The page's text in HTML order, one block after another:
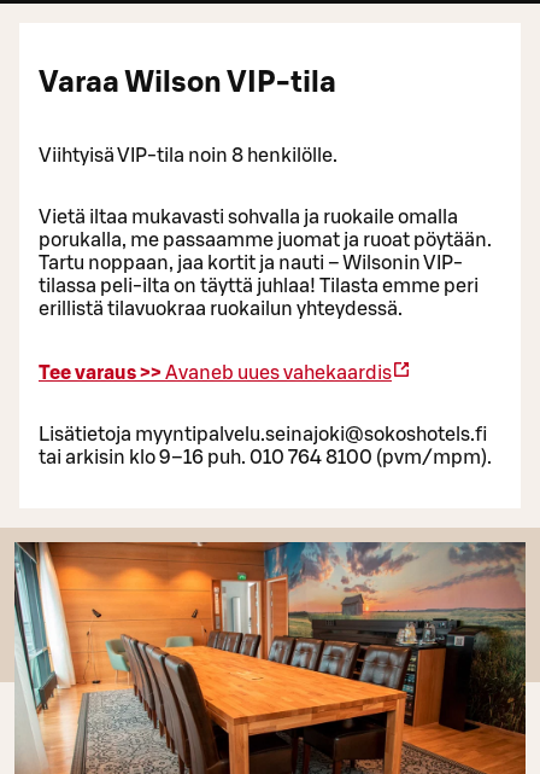
Varaa Wilson VIP-tila
Viihtyisä VIP-tila noin 8 henkilölle.
Vietä iltaa mukavasti sohvalla ja ruokaile omalla
porukalla, me passaamme juomat ja ruoat pöytään.
Tartu noppaan, jaa kortit ja nauti – Wilsonin VIP-
tilassa peli-ilta on täyttä juhlaa! Tilasta emme peri
erillistä tilavuokraa ruokailun yhteydessä.
Tee varaus >> Avaneb uues vahekaardis
Lisätietoja myyntipalvelu.seinajoki@sokoshotels.fi
tai arkisin klo 9–16 puh. 010 764 8100 (pvm/mpm).